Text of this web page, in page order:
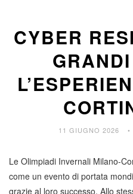
CYBER
11 GIUGNO 2026
Le Olimpiadi Invernali Milano-
come un evento di portata
grazie al loro successo. Allo